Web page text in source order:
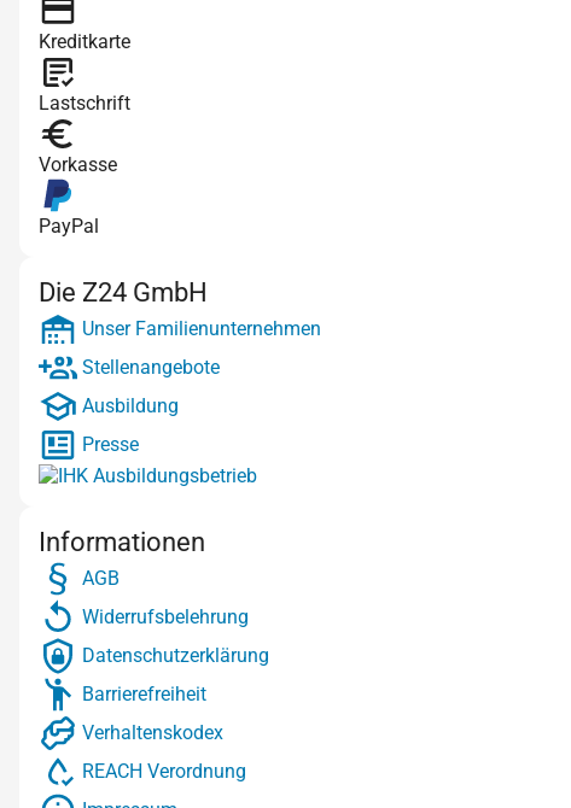
Kreditkarte
Lastschrift
Vorkasse
PayPal
Die Z24 GmbH
Unser Familienunternehmen
Stellenangebote
Ausbildung
Presse
Informationen
AGB
Widerrufsbelehrung
Datenschutzerklärung
Barrierefreiheit
Verhaltenskodex
REACH Verordnung